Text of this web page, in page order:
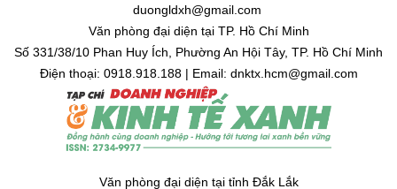
duongldxh@gmail.com
Văn phòng đại diện tại TP. Hồ Chí Minh
Số 331/38/10 Phan Huy Ích, Phường An Hội Tây, TP. Hồ Chí Minh
Điện thoại: 0918.918.188 | Email: dnktx.hcm@gmail.com
Văn phòng đại diện tại tỉnh Đắk Lắk